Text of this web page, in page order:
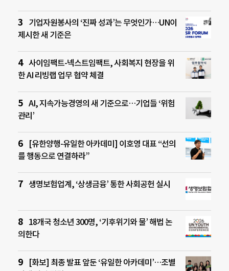
기업자원봉사의 ‘진짜 성과’는 무엇인가…UN이
제시한 새 기준은
사이임팩트-넥스트임팩트, 사회복지 현장을 위
한 AI 리빙랩 업무 협약 체결
AI, 지속가능경영의 새 기준으로…기업들 ‘위험
관리’
[유한양행-유일한 아카데미] 이호영 대표 “선의
를 행동으로 연결하라”
생명보험업계, ‘상생금융’ 통한 사회공헌 실시
18개국 청소년 300명, ‘기후위기와 물’ 해법 논
의한다
[화보] 최종 발표 앞둔 ‘유일한 아카데미’…조별